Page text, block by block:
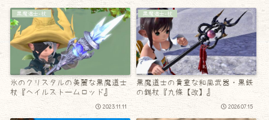
黒魔道士-杖
氷のクリスタルの美麗な黒魔道士
杖『ヘイルストームロッド』
2023.11.11
黒魔道士-杖
黒魔道士の貴重な和風武器・黒鉄
の錫杖『九條【改】』
2026.07.15